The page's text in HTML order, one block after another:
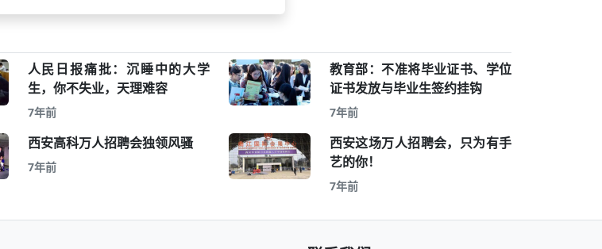
人民日报痛批：沉睡中的大学
生，你不失业，天理难容
7年前
教育部：不准将毕业证书、学位
证书发放与毕业生签约挂钩
7年前
西安高科万人招聘会独领风骚
7年前
西安这场万人招聘会，只为有手
艺的你！
7年前